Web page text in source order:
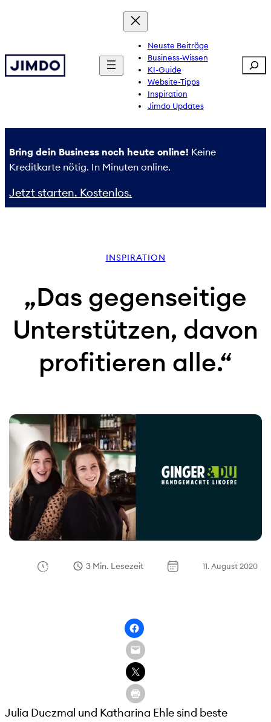
Neuste Beiträge
Business-Wissen
KI-Guide
Website-Tipps
Inspiration
Jimdo Updates
Bring dein Business noch heute online! Keine
Kreditkarte nötig. In Minuten online.
Jetzt starten. Kostenlos.
INSPIRATION
„Das gegenseitige
Unterstützen, davon
profitieren alle.“
3 Min. Lesezeit 11. August 2020
Julia Duczmal und Katharina Ehle sind beste